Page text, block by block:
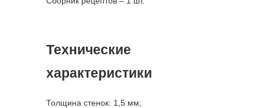
Технические
характеристики
Толщина стенок: 1,5 мм;